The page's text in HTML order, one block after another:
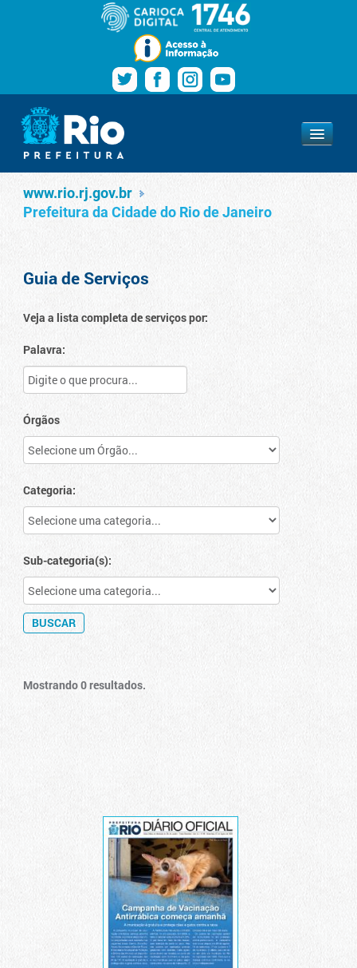
Pular para o conteúdo
Navegação
www.rio.rj.gov.br
Serviços
www.rio.rj.gov.br
Prefeitura da Cidade do Rio de Janeiro
Guia de Serviços
Veja a lista completa de serviços por:
Palavra:
Órgãos
Categoria:
Sub-categoria(s):
Mostrando 0 resultados.